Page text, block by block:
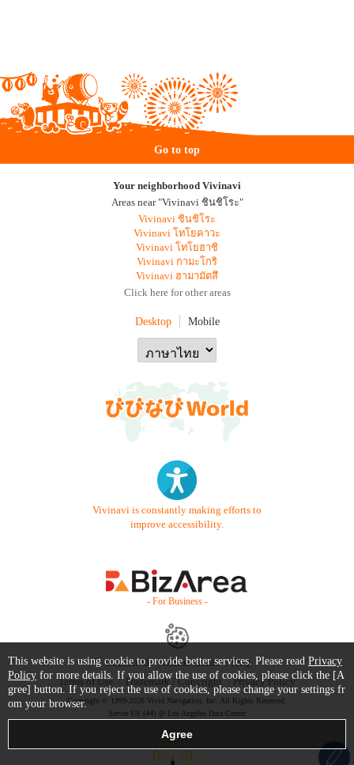
Go to top
Your neighborhood Vivinavi
Areas near "Vivinavi ชินชิโระ"
Vivinavi ชินชิโระ
Vivinavi โทโยคาวะ
Vivinavi โทโยฮาชิ
Vivinavi กามะโกริ
Vivinavi ฮามามัตสึ
Click here for other areas
Desktop Mobile
Vivinavi is constantly making efforts to
improve accessibility.
- For Business -
Contact Us Starter Guide
FAQ
Terms of Use
Trademark / Copyright Privacy Policy
Copyright © 1999-2026 Vivid Navigation, Inc. All Rights Reserved.
Server US (44) @ Los Angeles Data Center
This website is using cookie to provide better services. Please read Privacy
Policy for more details. If you allow the use of cookies, please click the [A
gree] button. If you reject the use of cookies, please change your settings fr
om your browser.